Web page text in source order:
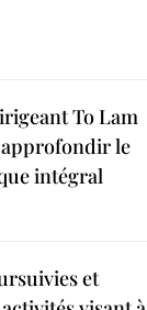
To Lam
le
intégral
et